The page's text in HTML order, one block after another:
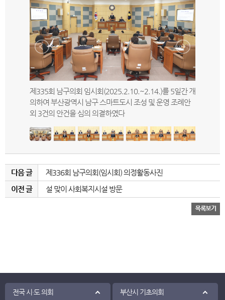
제335회 남구의회 임시회(2025.2.10.~2.14.)를 5일간 개
의하여 부산광역시 남구 스마트도시 조성 및 운영 조례안
외 3건의 안건을 심의 의결하였다
다음 글
제336회 남구의회(임시회) 의정활동사진
이전 글
설 맞이 사회복지시설 방문
전국 시·도 의회 부산시 기초의회